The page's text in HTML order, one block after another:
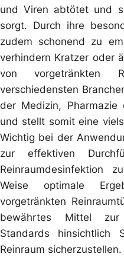
und Viren abtötet und
sorgt. Durch ihre
zudem schonend zu
verhindern Kratzer oder
von vorgetränkten
verschiedensten
der Medizin,
und stellt somit eine
Wichtig bei der
zur effektiven
Reinraumdesinfektion
Weise optimale
vorgetränkten
bewährtes Mittel
Standards hinsichtlich
Reinraum sicherzustellen.